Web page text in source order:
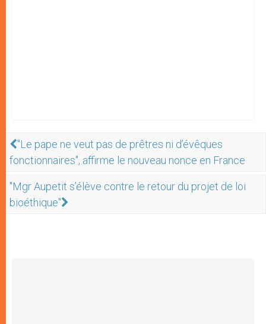
"Le pape ne veut pas de prêtres ni d’évêques
fonctionnaires", affirme le nouveau nonce en France
"Mgr Aupetit s’élève contre le retour du projet de loi
bioéthique"